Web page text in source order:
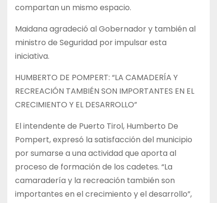
compartan un mismo espacio.
Maidana agradeció al Gobernador y también al
ministro de Seguridad por impulsar esta
iniciativa.
HUMBERTO DE POMPERT: “LA CAMADERÍA Y
RECREACIÓN TAMBIÉN SON IMPORTANTES EN EL
CRECIMIENTO Y EL DESARROLLO”
El intendente de Puerto Tirol, Humberto De
Pompert, expresó la satisfacción del municipio
por sumarse a una actividad que aporta al
proceso de formación de los cadetes. “La
camaradería y la recreación también son
importantes en el crecimiento y el desarrollo”,